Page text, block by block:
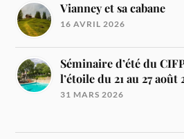
Vianney et sa cabane
16 AVRIL 2026
Séminaire d’été du
l’étoile du 21 au 27 août
31 MARS 2026